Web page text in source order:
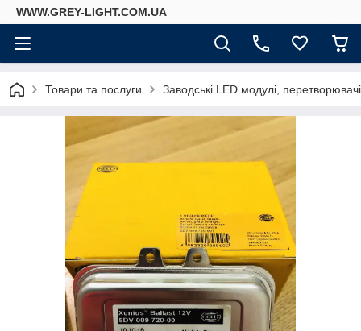
WWW.GREY-LIGHT.COM.UA
Товари та послуги Заводські LED модулі,